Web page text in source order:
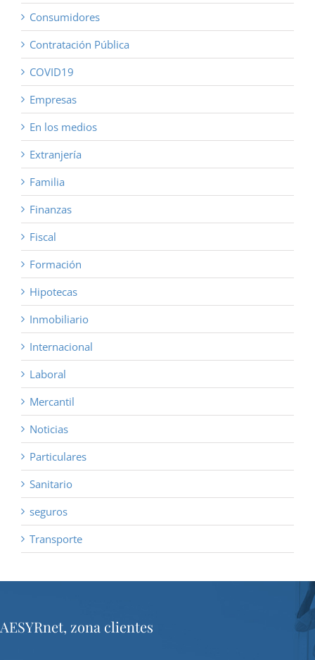
Consumidores
Contratación Pública
COVID19
Empresas
En los medios
Extranjería
Familia
Finanzas
Fiscal
Formación
Hipotecas
Inmobiliario
Internacional
Laboral
Mercantil
Noticias
Particulares
Sanitario
seguros
Transporte
AESYRnet, zona clientes